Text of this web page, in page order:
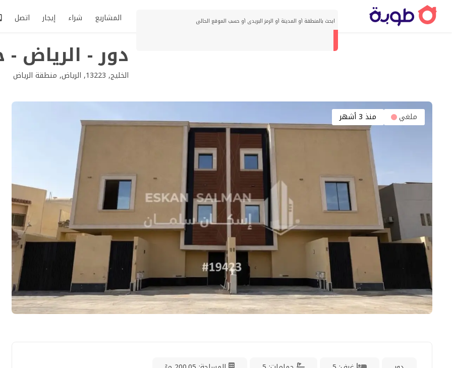
المشاريع شراء إيجار اتصل
دور - الرياض -
الخليج, 13223, الرياض, منطقة الرياض
ملغي منذ 3 أشهر